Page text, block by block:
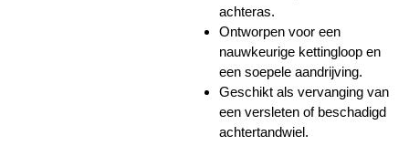
achteras.
Ontworpen voor een
nauwkeurige kettingloop en
een soepele aandrijving.
Geschikt als vervanging van
een versleten of beschadigd
achtertandwiel.